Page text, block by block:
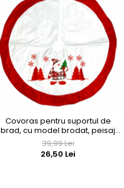
Covoras pentru suportul de
brad, cu model brodat, peisaj
de Craciun
39,99 Lei
26,50 Lei